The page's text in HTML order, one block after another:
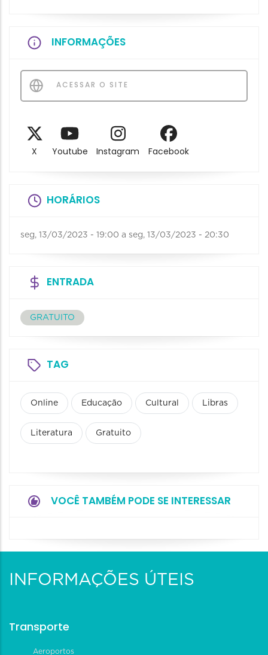
INFORMAÇÕES
ACESSAR O SITE
X Youtube Instagram Facebook
HORÁRIOS
seg, 13/03/2023 - 19:00 a seg, 13/03/2023 - 20:30
ENTRADA
GRATUITO
TAG
Online Educação Cultural Libras
Literatura Gratuito
VOCÊ TAMBÉM PODE SE INTERESSAR
INFORMAÇÕES ÚTEIS
Transporte
Aeroportos